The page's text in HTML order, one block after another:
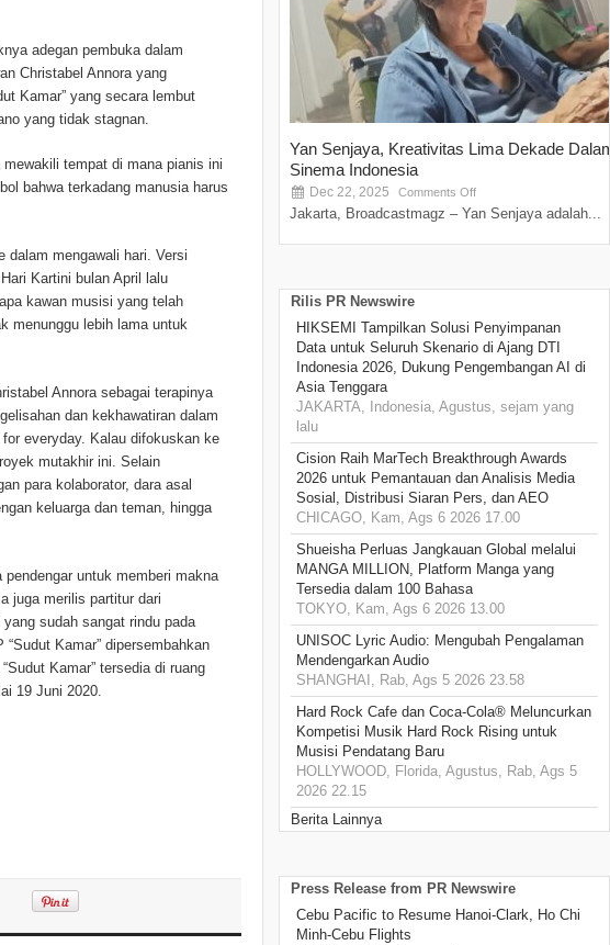
adegan pembuka dalam
Christabel Annora yang
Kamar” yang secara lembut
yang tidak stagnan.
tempat di mana pianis ini
bahwa terkadang manusia harus
dalam mengawali hari. Versi
Kartini bulan April lalu
kawan musisi yang telah
menunggu lebih lama untuk
Annora sebagai terapinya
dan kekhawatiran dalam
everyday. Kalau difokuskan ke
mutakhir ini. Selain
para kolaborator, dara asal
keluarga dan teman, hingga
untuk memberi makna
juga merilis partitur dari
sudah sangat rindu pada
Kamar” dipersembahkan
Kamar” tersedia di ruang
19 Juni 2020.
Yan Senjaya, Kreativitas Lima Dekade Dalam
Sinema Indonesia
Dec 22, 2025 Comments Off
Jakarta, Broadcastmagz – Yan Senjaya adalah...
Rilis PR Newswire
HIKSEMI Tampilkan Solusi Penyimpanan
Data untuk Seluruh Skenario di Ajang DTI
Indonesia 2026, Dukung Pengembangan AI di
Asia Tenggara
JAKARTA, Indonesia, Agustus, sejam yang
lalu
Cision Raih MarTech Breakthrough Awards
2026 untuk Pemantauan dan Analisis Media
Sosial, Distribusi Siaran Pers, dan AEO
CHICAGO, Kam, Ags 6 2026 17.00
Shueisha Perluas Jangkauan Global melalui
MANGA MILLION, Platform Manga yang
Tersedia dalam 100 Bahasa
TOKYO, Kam, Ags 6 2026 13.00
UNISOC Lyric Audio: Mengubah Pengalaman
Mendengarkan Audio
SHANGHAI, Rab, Ags 5 2026 23.58
Hard Rock Cafe dan Coca-Cola® Meluncurkan
Kompetisi Musik Hard Rock Rising untuk
Musisi Pendatang Baru
HOLLYWOOD, Florida, Agustus, Rab, Ags 5
2026 22.15
Berita Lainnya
Press Release from PR Newswire
Cebu Pacific to Resume Hanoi-Clark, Ho Chi
Minh-Cebu Flights